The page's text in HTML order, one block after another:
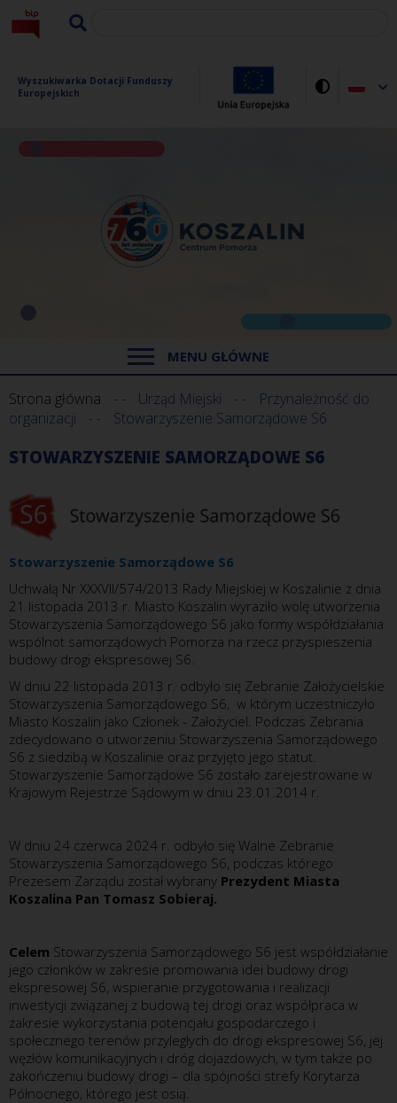
Wyszukiwarka Dotacji Funduszy
Europejskich
MENU GŁÓWNE
Strona główna Urząd Miejski
Przynależność do
organizacji
Stowarzyszenie Samorządowe S6
STOWARZYSZENIE SAMORZĄDOWE S6
Stowarzyszenie Samorządowe S6
Uchwałą Nr XXXVII/574/2013 Rady Miejskiej w Koszalinie z dnia
21 listopada 2013 r. Miasto Koszalin wyraziło wolę utworzenia
Stowarzyszenia Samorządowego S6 jako formy współdziałania
wspólnot samorządowych Pomorza na rzecz przyspieszenia
budowy drogi ekspresowej S6.
W dniu 22 listopada 2013 r. odbyło się Zebranie Założycielskie
Stowarzyszenia Samorządowego S6, w którym uczestniczyło
Miasto Koszalin jako Członek - Założyciel. Podczas Zebrania
zdecydowano o utworzeniu Stowarzyszenia Samorządowego
S6 z siedzibą w Koszalinie oraz przyjęto jego statut.
Stowarzyszenie Samorządowe S6 zostało zarejestrowane w
Krajowym Rejestrze Sądowym w dniu 23.01.2014 r.
W dniu 24 czerwca 2024 r. odbyło się Walne Zebranie
Stowarzyszenia Samorządowego S6, podczas którego
Prezesem Zarządu został wybrany Prezydent Miasta
Koszalina Pan Tomasz Sobieraj.
Celem Stowarzyszenia Samorządowego S6 jest współdziałanie
jego członków w zakresie promowania idei budowy drogi
ekspresowej S6, wspieranie przygotowania i realizacji
inwestycji związanej z budową tej drogi oraz współpraca w
zakresie wykorzystania potencjału gospodarczego i
społecznego terenów przyległych do drogi ekspresowej S6, jej
węzłów komunikacyjnych i dróg dojazdowych, w tym także po
zakończeniu budowy drogi – dla spójności strefy Korytarza
Północnego, którego jest osią.